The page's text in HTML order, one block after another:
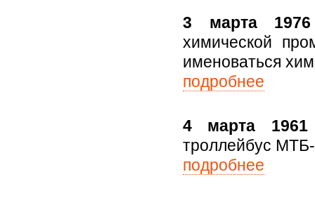
3 марта
химической
именоваться
подробнее
4 марта 1961
троллейбус
подробнее